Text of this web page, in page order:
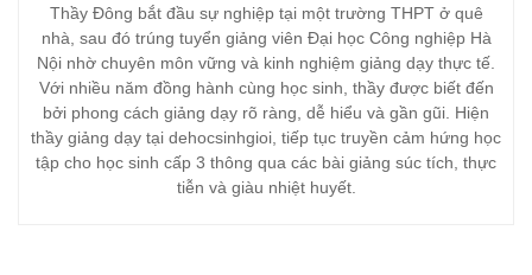
Thầy Đông bắt đầu sự nghiệp tại một trường THPT ở quê
nhà, sau đó trúng tuyển giảng viên Đại học Công nghiệp Hà
Nội nhờ chuyên môn vững và kinh nghiệm giảng dạy thực tế.
Với nhiều năm đồng hành cùng học sinh, thầy được biết đến
bởi phong cách giảng dạy rõ ràng, dễ hiểu và gần gũi. Hiện
thầy giảng dạy tại dehocsinhgioi, tiếp tục truyền cảm hứng học
tập cho học sinh cấp 3 thông qua các bài giảng súc tích, thực
tiễn và giàu nhiệt huyết.